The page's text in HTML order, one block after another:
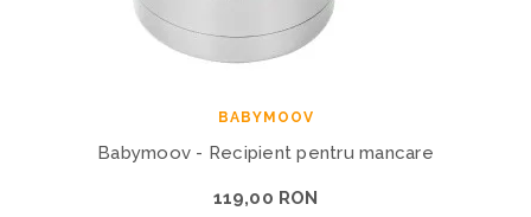
BABYMOOV
Babymoov - Recipient pentru mancare
119,00 RON